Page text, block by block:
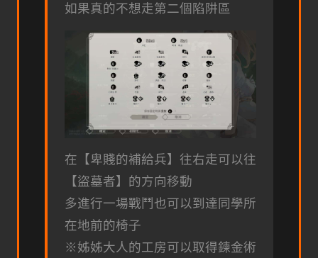
如果真的不想走第二個陷阱區
在【卑賤的補給兵】往右走可以往
【盜墓者】的方向移動
多進行一場戰鬥也可以到達同學所
在地前的椅子
※姊姊大人的工房可以取得鍊金術